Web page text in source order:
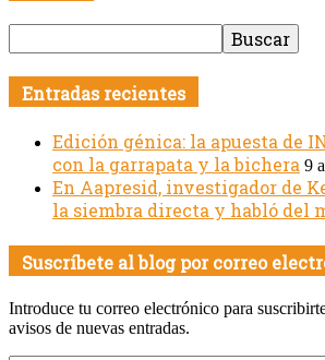
Entradas recientes
Edición génica: la apuesta de
con la garrapata y la bichera 9
En Aapresid, investigador de
la siembra directa y habló del
Suscríbete al blog por correo
Introduce tu correo electrónico para
avisos de nuevas entradas.